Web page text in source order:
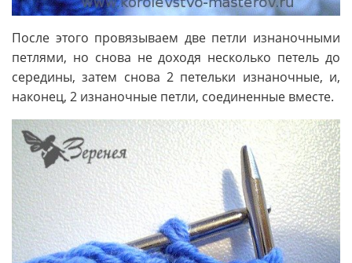
После этого провязываем две петли изнаночными
петлями, но снова не доходя несколько петель до
середины, затем снова 2 петельки изнаночные, и,
наконец, 2 изнаночные петли, соединенные вместе.